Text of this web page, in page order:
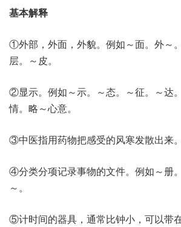
基本解释
①外部，外面，外貌。例如～面。外～
层。～皮。
②显示。例如～示。～态。～征。～达
情。略～心意。
③中医指用药物把感受的风寒发散出来。
④分类分项记录事物的文件。例如～册
～。
⑤计时间的器具，通常比钟小，可以带